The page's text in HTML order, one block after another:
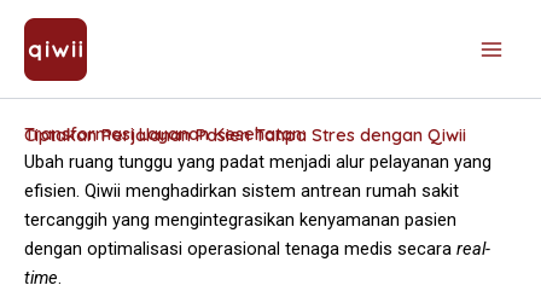
Skip
content
Transformasi Layanan Kesehatan:
Ciptakan Perjalanan Pasien Tanpa Stres dengan Qiwii
Ubah ruang tunggu yang padat menjadi alur pelayanan yang
efisien. Qiwii menghadirkan sistem antrean rumah sakit
tercanggih yang mengintegrasikan kenyamanan pasien
dengan optimalisasi operasional tenaga medis secara real-
time.